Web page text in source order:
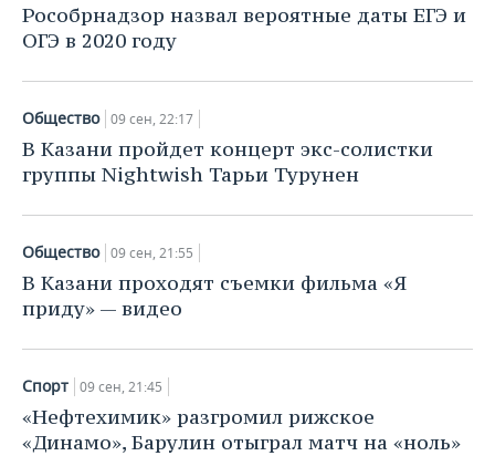
Рособрнадзор назвал вероятные даты ЕГЭ и
ОГЭ в 2020 году
Общество 09 сен, 22:17
В Казани пройдет концерт экс-солистки
группы Nightwish Тарьи Турунен
Общество 09 сен, 21:55
В Казани проходят съемки фильма «Я
приду» — видео
Спорт 09 сен, 21:45
«Нефтехимик» разгромил рижское
«Динамо», Барулин отыграл матч на «ноль»